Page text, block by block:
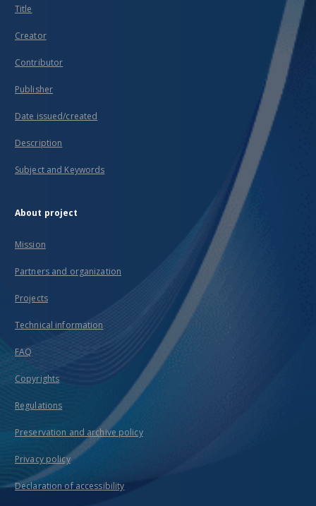
Title
Creator
Contributor
Publisher
Date issued/created
Description
Subject and Keywords
About project
Mission
Partners and organization
Projects
Technical information
FAQ
Copyrights
Regulations
Preservation and archive policy
Privacy policy
Declaration of accessibility